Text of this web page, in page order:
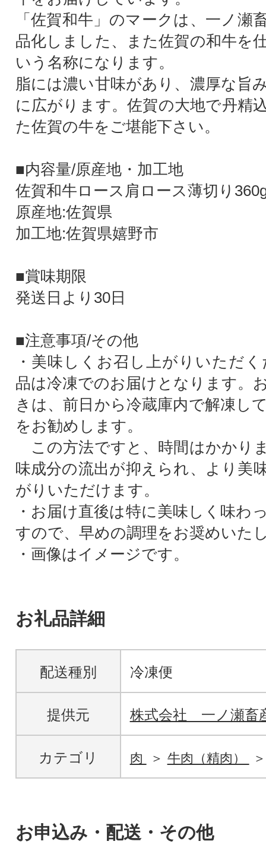
「佐賀和牛」のマークは、一ノ瀬
品化しました、また佐賀の和牛を
いう名称になります。
脂には濃い甘味があり、濃厚な旨
に広がります。佐賀の大地で丹精
た佐賀の牛をご堪能下さい。
■内容量/原産地・加工地
佐賀和牛ロース肩ロース薄切り
原産地:佐賀県
加工地:佐賀県嬉野市
■賞味期限
発送日より30日
■注意事項/その他
・美味しくお召し上がりいただ
品は冷凍でのお届けとなります。
きは、前日から冷蔵庫内で解凍し
をお勧めします。
この方法ですと、時間はかかり
味成分の流出が抑えられ、より美
がりいただけます。
・お届け直後は特に美味しく味わ
すので、早めの調理をお奨めいた
・画像はイメージです。
お礼品詳細
配送種別 冷凍便
提供元 株式会社 一ノ瀬畜
カテゴリ 肉 牛肉（精肉）
お申込み・配送・その他